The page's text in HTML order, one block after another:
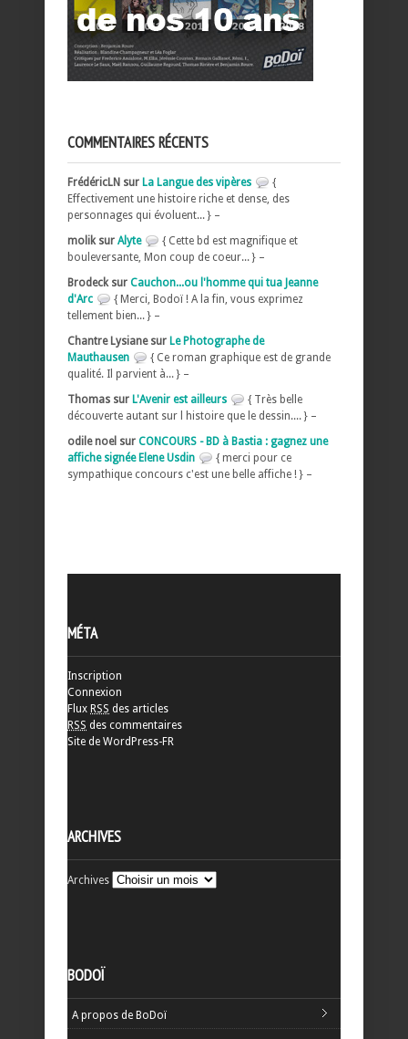
COMMENTAIRES RÉCENTS
FrédéricLN sur La Langue des vipères
{
Effectivement une histoire riche et dense, des
personnages qui évoluent... } –
molik sur Alyte
{ Cette bd est magnifique et
bouleversante, Mon coup de coeur... } –
Brodeck sur Cauchon...ou l'homme qui tua Jeanne
d'Arc
{ Merci, Bodoï ! A la fin, vous exprimez
tellement bien... } –
Chantre Lysiane sur Le Photographe de
Mauthausen
{ Ce roman graphique est de grande
qualité. Il parvient à... } –
Thomas sur L'Avenir est ailleurs
{ Très belle
découverte autant sur l histoire que le dessin.... } –
odile noel sur CONCOURS - BD à Bastia : gagnez une
affiche signée Elene Usdin
{ merci pour ce
sympathique concours c'est une belle affiche ! } –
MÉTA
Inscription
Connexion
Flux RSS des articles
RSS des commentaires
Site de WordPress-FR
ARCHIVES
Archives
BODOÏ
A propos de BoDoï